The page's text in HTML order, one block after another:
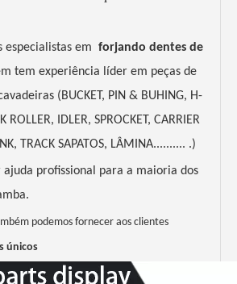
especialistas em forjando dentes de
tem experiência líder em peças de
(BUCKET, PIN & BUHING, H-
ROLLER, IDLER, SPROCKET, CARRIER
TRACK SAPATOS, LÂMINA.......... .)
ajuda profissional para a maioria dos
podemos fornecer aos clientes
únicos